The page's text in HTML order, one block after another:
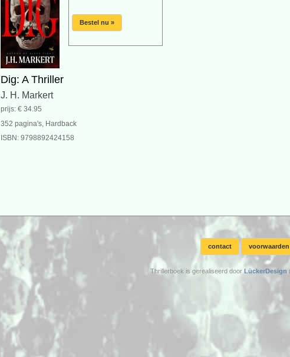
Bestel nu »
Dig: A Thriller
J. H. Markert
prijs: € 34.95
352 pagina's, Hardback
ISBN: 9798892424158
contact voorwaarden
Thrillerboek is gerealiseerd door LückerDesign